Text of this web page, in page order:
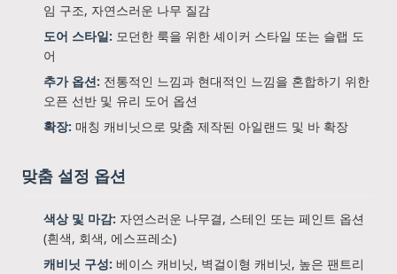
임 구조, 자연스러운 나무 질감
도어 스타일: 모던한 룩을 위한 셰이커 스타일 또는 슬랩 도
어
추가 옵션: 전통적인 느낌과 현대적인 느낌을 혼합하기 위한
오픈 선반 및 유리 도어 옵션
확장: 매칭 캐비닛으로 맞춤 제작된 아일랜드 및 바 확장
맞춤 설정 옵션
색상 및 마감: 자연스러운 나무결, 스테인 또는 페인트 옵션
(흰색, 회색, 에스프레소)
캐비닛 구성: 베이스 캐비닛, 벽걸이형 캐비닛, 높은 팬트리